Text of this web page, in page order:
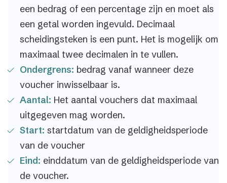
een bedrag of een percentage zijn en moet als
een getal worden ingevuld. Decimaal
scheidingsteken is een punt. Het is mogelijk om
maximaal twee decimalen in te vullen.
Ondergrens: bedrag vanaf wanneer deze
voucher inwisselbaar is.
Aantal: Het aantal vouchers dat maximaal
uitgegeven mag worden.
Start: startdatum van de geldigheidsperiode
van de voucher
Eind: einddatum van de geldigheidsperiode van
de voucher.